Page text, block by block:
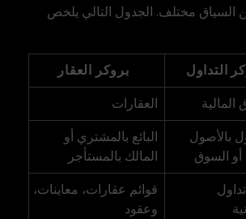
السياق مختلف. الجدول التالي يلخص
التداول
بروكر العقار
المالية
العقارات
بالأصول
أو السوق
البائع بالمشتري أو
المالك بالمستأجر
قوائم عقارات، معاينات،
وعقود